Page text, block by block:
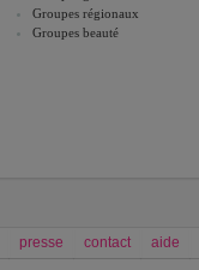
Groupes régionaux
Groupes beauté
presse contact aide